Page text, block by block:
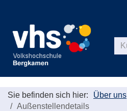
Sie befinden sich hier: Über uns
Außenstellendetails